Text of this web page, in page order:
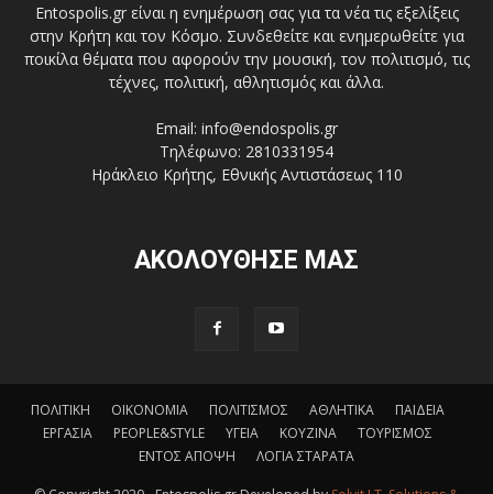
Entospolis.gr είναι η ενημέρωση σας για τα νέα τις εξελίξεις
στην Κρήτη και τον Κόσμο. Συνδεθείτε και ενημερωθείτε για
ποικίλα θέματα που αφορούν την μουσική, τον πολιτισμό, τις
τέχνες, πολιτική, αθλητισμός και άλλα.
Email: info@endospolis.gr
Τηλέφωνο: 2810331954
Ηράκλειο Κρήτης, Εθνικής Αντιστάσεως 110
ΑΚΟΛΟΥΘΗΣΕ ΜΑΣ
ΠΟΛΙΤΙΚΗ ΟΙΚΟΝΟΜΙΑ ΠΟΛΙΤΙΣΜΟΣ ΑΘΛΗΤΙΚΑ
ΠΑΙΔΕΙΑ
ΕΡΓΑΣΙΑ
PEOPLE&STYLE ΥΓΕΙΑ ΚΟΥΖΙΝΑ
ΤΟΥΡΙΣΜΟΣ
ΕΝΤΟΣ ΑΠΟΨΗ
ΛΟΓΙΑ ΣΤΑΡΑΤΑ